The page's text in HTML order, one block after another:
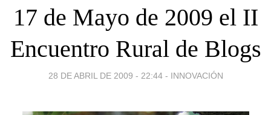
17 de Mayo de 2009 el II
Encuentro Rural de Blogs
28 DE ABRIL DE 2009 - 22:44 - INNOVACIÓN